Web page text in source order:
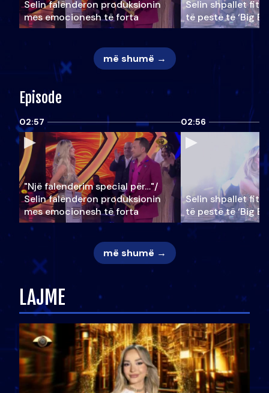
Selin falënderon produksionin
mes emocionesh të forta
Selin shpallet
të pestë të ‘Big
më shumë →
Episode
02:57
"Një falenderim special për…"/
Selin falënderon produksionin
mes emocionesh të forta
02:56
Selin shpallet
të pestë të ‘Big
më shumë →
LAJME